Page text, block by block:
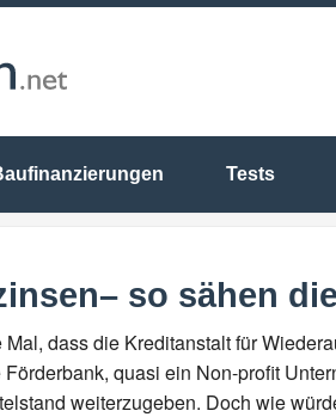
Tests
so sähen
Mal, dass die Kreditanstalt für
quasi ein Non-profit
weiterzugeben. Doch wie